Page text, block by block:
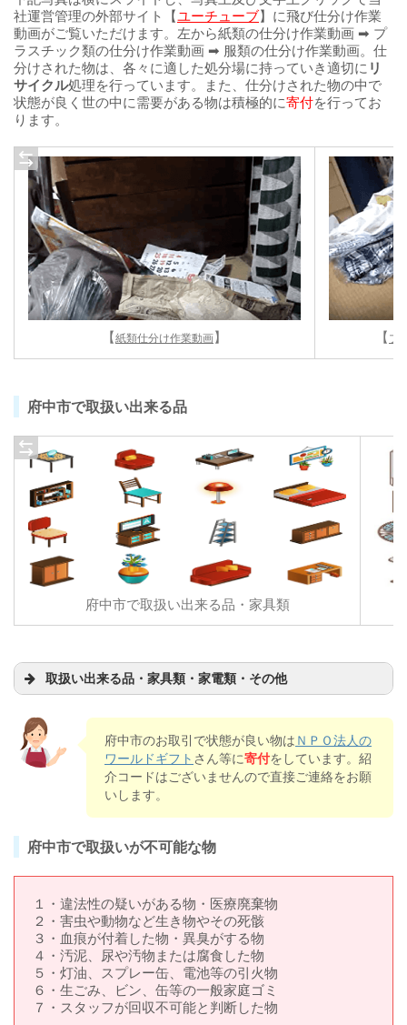
社運営管理の外部サイト【ユーチューブ】に飛び仕分け作業
動画がご覧いただけます。左から紙類の仕分け作業動画 ➡ プ
ラスチック類の仕分け作業動画 ➡ 服類の仕分け作業動画。仕
分けされた物は、各々に適した処分場に持っていき適切に リ
サイクル処理を行っています。また、仕分けされた物の中で
状態が良く世の中に需要がある物は積極的に寄付を行ってお
ります。
【紙類仕分け作業動画】 【 プ
府中市で取扱い出来る品
府中市で取扱い出来る品・家具類
取扱い出来る品・家具類・家電類・その他
府中市のお取引で状態が良い物は ＮＰＯ法人の
ワールドギフト さん等に寄付をしています。紹
介コードはございませんので直接ご連絡をお願
いします。
府中市で取扱いが不可能な物
１・違法性の疑いがある物・医療廃棄物
２・害虫や動物など生き物やその死骸
３・血痕が付着した物・異臭がする物
４・汚泥、尿や汚物または腐食した物
５・灯油、スプレー缶、電池等の引火物
６・生ごみ、ビン、缶等の一般家庭ゴミ
７・スタッフが回収不可能と判断した物